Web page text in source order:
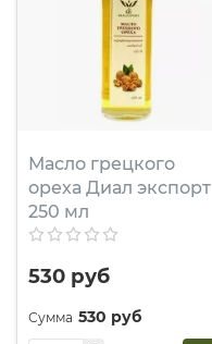
Масло грецкого
ореха Диал экспорт
250 мл
530 руб
530 руб